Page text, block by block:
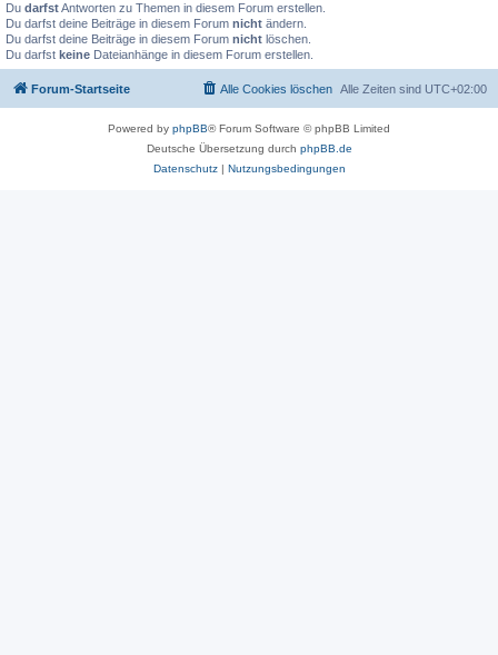
Du darfstAntworten zu Themen in diesem Forum erstellen.
Du darfst deine Beiträge in diesem Forum nicht ändern.
Du darfst deine Beiträge in diesem Forum nicht löschen.
Du darfst keine Dateianhänge in diesem Forum erstellen.
Forum-Startseite Alle Zeiten sind UTC+02:00
Alle Cookies löschen
Powered by phpBB® Forum Software © phpBB Limited
Deutsche Übersetzung durch phpBB.de
Datenschutz| Nutzungsbedingungen